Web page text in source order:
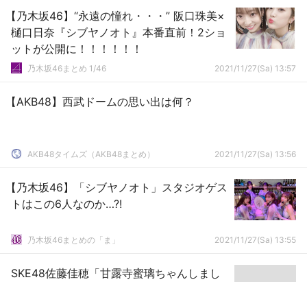
【乃木坂46】“永遠の憧れ・・・” 阪口珠美×
樋口日奈『シブヤノオト』本番直前！2ショ
ットが公開に！！！！！！
乃木坂46まとめ 1/46 2021/11/27(Sa) 13:57
【AKB48】西武ドームの思い出は何？
AKB48タイムズ（AKB48まとめ） 2021/11/27(Sa) 13:56
【乃木坂46】「シブヤノオト」スタジオゲス
トはこの6人なのか…?!
乃木坂46まとめの「ま」 2021/11/27(Sa) 13:55
SKE48佐藤佳穂「甘露寺蜜璃ちゃんしまし